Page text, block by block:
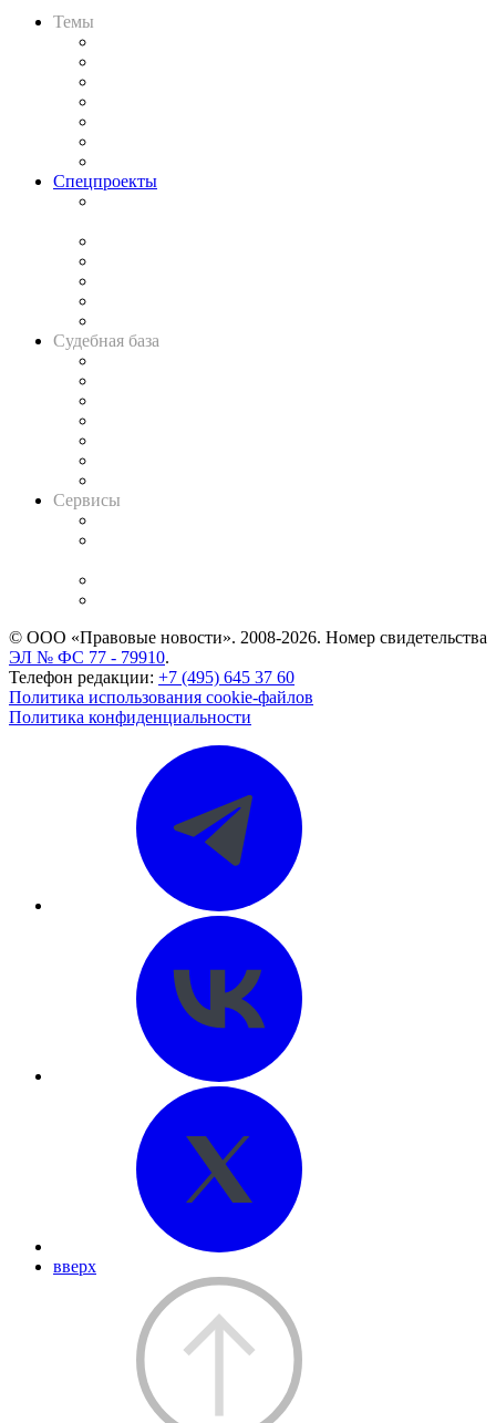
Темы
Спецпроекты
Судебная база
Сервисы
© ООО «Правовые новости». 2008-2026. Номер свидетельства
ЭЛ № ФС 77 - 79910.
Телефон редакции: +7 (495) 645 37 60
Политика использования cookie-файлов
Политика конфиденциальности
вверх